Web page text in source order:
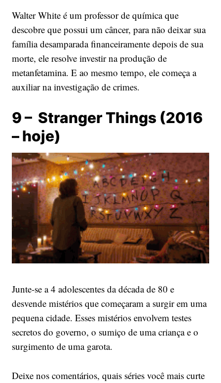
Walter White é um professor de química que
descobre que possui um câncer, para não deixar sua
família desamparada financeiramente depois de sua
morte, ele resolve investir na produção de
metanfetamina. E ao mesmo tempo, ele começa a
auxiliar na investigação de crimes.
9 – Stranger Things (2016
– hoje)
Junte-se a 4 adolescentes da década de 80 e
desvende mistérios que começaram a surgir em uma
pequena cidade. Esses mistérios envolvem testes
secretos do governo, o sumiço de uma criança e o
surgimento de uma garota.
Deixe nos comentários, quais séries você mais curte